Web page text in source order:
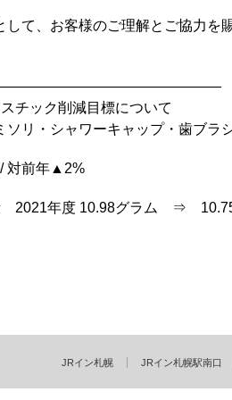
して、お客様のご理解とご協力を
チック削減目標について
ソリ・シャワーキャップ・歯ブラシ
/ 対前年▲2%
2021年度 10.98グラム ⇒
JRイン札幌 JRイン札幌駅南口